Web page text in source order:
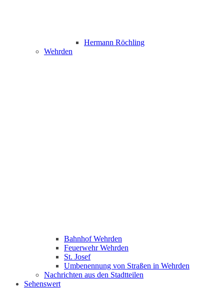
Hermann Röchling
Wehrden
Bahnhof Wehrden
Feuerwehr Wehrden
St. Josef
Umbenennung von Straßen in Wehrden
Nachrichten aus den Stadtteilen
Sehenswert